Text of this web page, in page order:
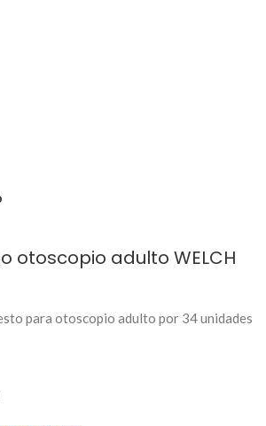
otoscopio adulto WELCH
para otoscopio adulto por 34 unidades